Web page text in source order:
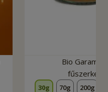
Bio Garam
30g 70g 200g